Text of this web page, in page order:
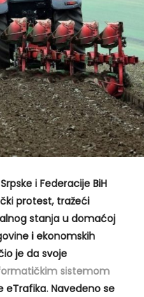
i Federacije BiH
protest, tražeći
stanja u domaćoj
i ekonomskih
je da svoje
sistemom
eTrafika. Navedeno se